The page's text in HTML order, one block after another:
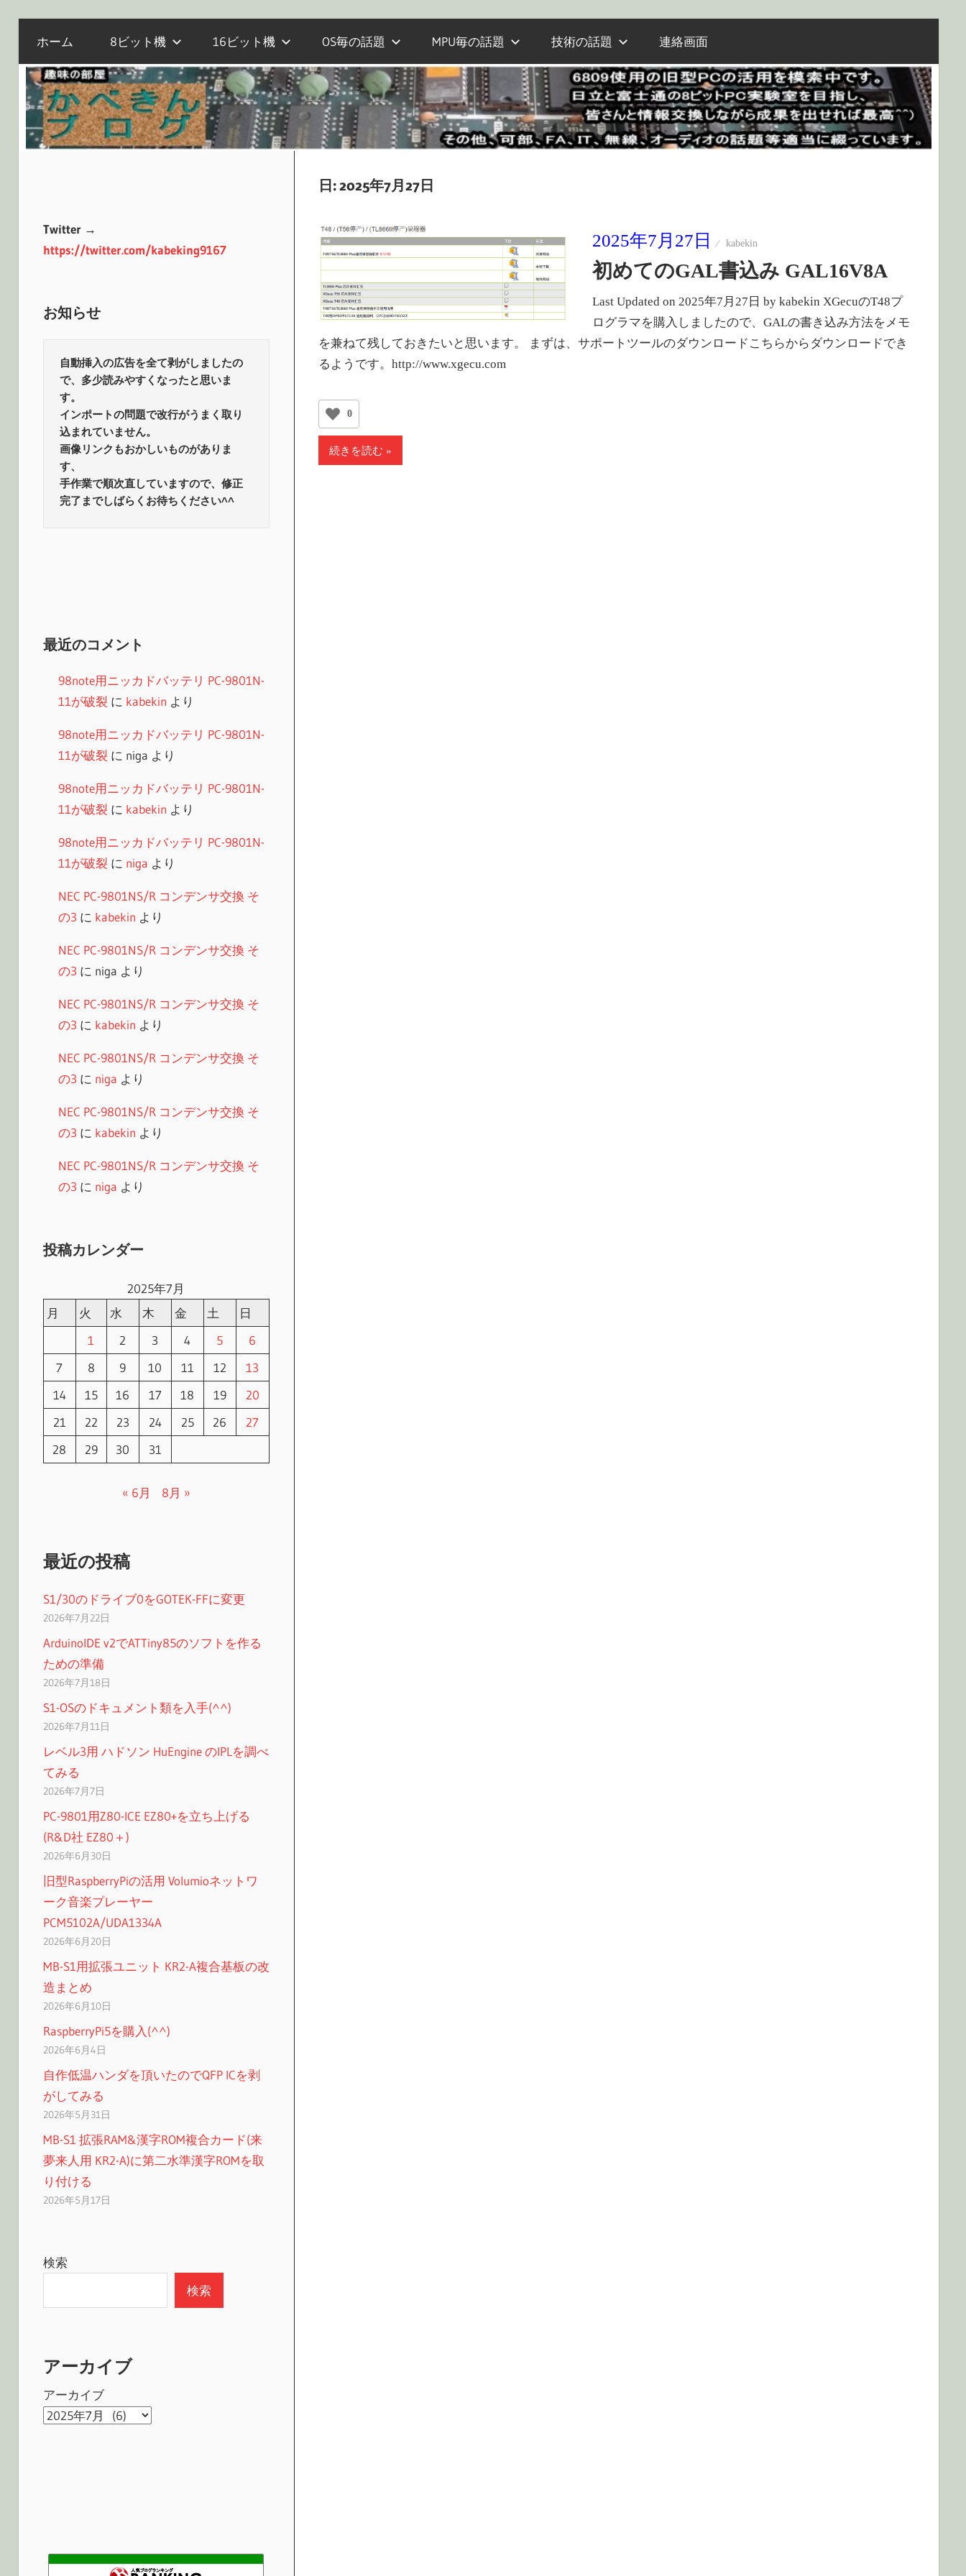
テ
ン
ツ
へ
ス
か
べ
き
ブ
ロ
工
作
と
マ
イ
ホーム 8ビット機 16ビット機 OS毎の話題 MPU毎の話題 技術の話題 連絡画面
日:2025年7月27日
2025年7月27日 kabekin
初めてのGAL書込み GAL16V8A
Last Updated on 2025年7月27日 by kabekin XGecuのT48プ
ログラマを購入しましたので、GALの書き込み方法をメモ
を兼ねて残しておきたいと思います。 まずは、サポートツールのダウンロードこちらからダウンロードでき
るようです。http://www.xgecu.com
0
続きを読む
Twitter →
https://twitter.com/kabeking9167
お知らせ
自動挿入の広告を全て剥がしましたの
で、多少読みやすくなったと思いま
す。
インポートの問題で改行がうまく取り
込まれていません。
画像リンクもおかしいものがありま
す、
手作業で順次直していますので、修正
完了までしばらくお待ちください^^
最近のコメント
98note用ニッカドバッテリ PC-9801N-
11が破裂に kabekin より
98note用ニッカドバッテリ PC-9801N-
11が破裂に niga より
98note用ニッカドバッテリ PC-9801N-
11が破裂に kabekin より
98note用ニッカドバッテリ PC-9801N-
11が破裂に niga より
NEC PC-9801NS/R コンデンサ交換 そ
の3 に kabekin より
NEC PC-9801NS/R コンデンサ交換 そ
の3 に niga より
NEC PC-9801NS/R コンデンサ交換 そ
の3 に kabekin より
NEC PC-9801NS/R コンデンサ交換 そ
の3 に niga より
NEC PC-9801NS/R コンデンサ交換 そ
の3 に kabekin より
NEC PC-9801NS/R コンデンサ交換 そ
の3 に niga より
投稿カレンダー
2025年7月
月
火 水 木 金 土
日
1
2 3 4 5
6
7
8 9 10 11 12
13
14
15 16 17 18 19
20
21
22 23 24 25 26
27
28
29 30 31
« 6月 8月 »
最近の投稿
S1/30のドライブ0をGOTEK-FFに変更
2026年7月22日
ArduinoIDE v2でATTiny85のソフトを作る
ための準備
2026年7月18日
S1-OSのドキュメント類を入手(^^)
2026年7月11日
レベル3用 ハドソン HuEngine のIPLを調べ
てみる
2026年7月7日
PC-9801用Z80-ICE EZ80+を立ち上げる
(R&D社 EZ80＋)
2026年6月30日
旧型RaspberryPiの活用 Volumioネットワ
ーク音楽プレーヤー
PCM5102A/UDA1334A
2026年6月20日
MB-S1用拡張ユニット KR2-A複合基板の改
造まとめ
2026年6月10日
RaspberryPi5を購入(^^)
2026年6月4日
自作低温ハンダを頂いたのでQFP ICを剥
がしてみる
2026年5月31日
MB-S1 拡張RAM&漢字ROM複合カード(来
夢来人用 KR2-A)に第二水準漢字ROMを取
り付ける
2026年5月17日
検索
検索
アーカイブ
アーカイブ